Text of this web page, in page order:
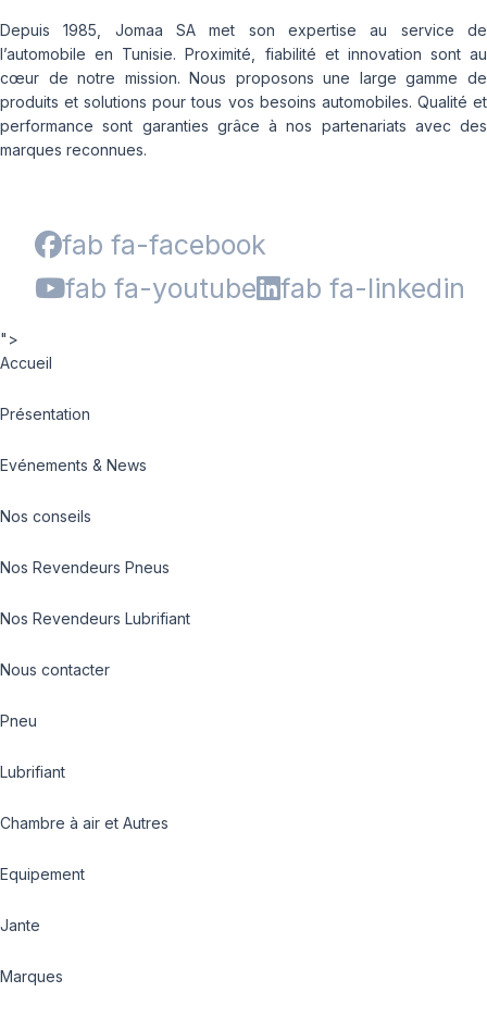
Depuis 1985, Jomaa SA met son expertise au service de
l’automobile en Tunisie. Proximité, fiabilité et innovation sont au
cœur de notre mission. Nous proposons une large gamme de
produits et solutions pour tous vos besoins automobiles. Qualité et
performance sont garanties grâce à nos partenariats avec des
marques reconnues.
fab fa-facebook
fab fa-youtube
fab fa-linkedin
">
Accueil
Présentation
Evénements & News
Nos conseils
Nos Revendeurs Pneus
Nos Revendeurs Lubrifiant
Nous contacter
Pneu
Lubrifiant
Chambre à air et Autres
Equipement
Jante
Marques